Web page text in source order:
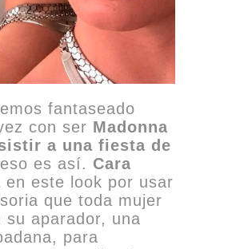
fantaseado
con ser Madonna
a una fiesta de
es así. Cara
en este look por usar
que toda mujer
su aparador, una
para